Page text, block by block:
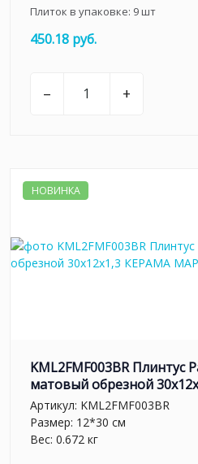
Плиток в упаковке: 9шт
450.18 руб.
– +
НОВИНКА
KML2FMF003BR Плинтус
матовый обрезной
Артикул: KML2FMF003BR
Размер: 12*30 см
Вес: 0.672 кг